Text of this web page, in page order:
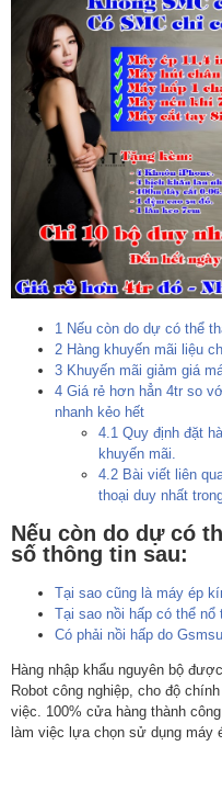
1 Nếu còn do dự có thể
2 Hàng khuyến mãi liệu
3 Khuyến mãi giảm giá
4 Giá rẻ hơn hẳn 4tr so
nhanh kẻo hết
4.1 Quy định đặt
khuyến mãi.
4.2 Bài viết liên
thoại duy nhất
Nếu còn do dự có
số thông tin sau:
Tại sao cũng là máy ép
Tại sao nồi hấp có thể nổ
Có phải nồi hấp do
Hàng nhập khẩu nguyên bộ
Robot công nghiệp, cho độ
việc. 100% cửa hàng thành
làm việc lựa chọn sử dụng máy